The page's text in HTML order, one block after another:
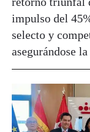
impulso del
selecto y
asegurándose